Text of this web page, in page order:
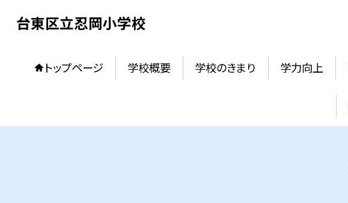
台東区立忍岡小学校
トップページ 学校概要 学校のきまり 学力向上